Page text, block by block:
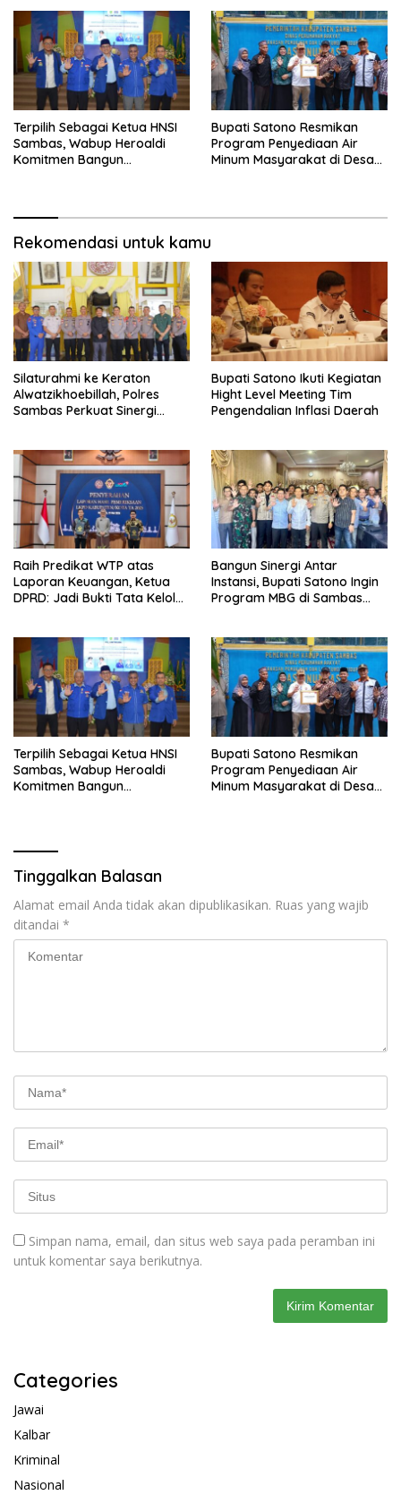
Terpilih Sebagai Ketua HNSI
Sambas, Wabup Heroaldi
Komitmen Bangun
Bupati Satono Resmikan
Program Penyediaan Air
Minum Masyarakat di Desa
Rekomendasi untuk kamu
Silaturahmi ke Keraton
Alwatzikhoebillah, Polres
Sambas Perkuat Sinergi
Bupati Satono Ikuti Kegiatan
Hight Level Meeting Tim
Pengendalian Inflasi Daerah
Raih Predikat WTP atas
Laporan Keuangan, Ketua
DPRD: Jadi Bukti Tata Kelola
Bangun Sinergi Antar
Instansi, Bupati Satono Ingin
Program MBG di Sambas
Terpilih Sebagai Ketua HNSI
Sambas, Wabup Heroaldi
Komitmen Bangun
Bupati Satono Resmikan
Program Penyediaan Air
Minum Masyarakat di Desa
Tinggalkan Balasan
Alamat email Anda tidak akan dipublikasikan. Ruas yang wajib
ditandai *
Simpan nama, email, dan situs web saya pada peramban ini
untuk komentar saya berikutnya.
Categories
Jawai
Kalbar
Kriminal
Nasional